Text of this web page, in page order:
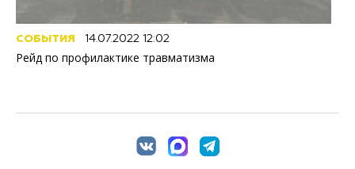
СОБЫТИЯ 14.07.2022 12:02
Рейд по профилактике травматизма